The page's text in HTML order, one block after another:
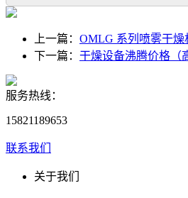
上一篇： OMLG 系列喷雾干燥
下一篇： 干燥设备沸腾价格（
服务热线：
15821189653
联系我们
关于我们